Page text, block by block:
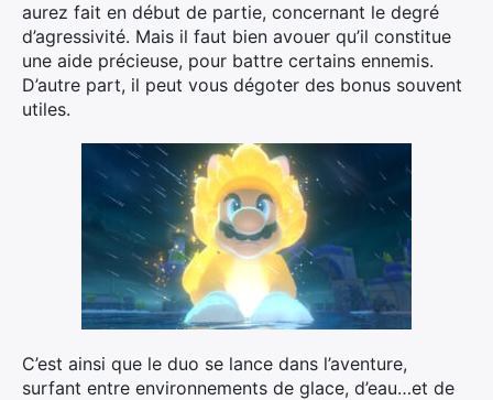
aurez fait en début de partie, concernant le degré
d’agressivité. Mais il faut bien avouer qu’il constitue
une aide précieuse, pour battre certains ennemis.
D’autre part, il peut vous dégoter des bonus souvent
utiles.
C’est ainsi que le duo se lance dans l’aventure,
surfant entre environnements de glace, d’eau…et de